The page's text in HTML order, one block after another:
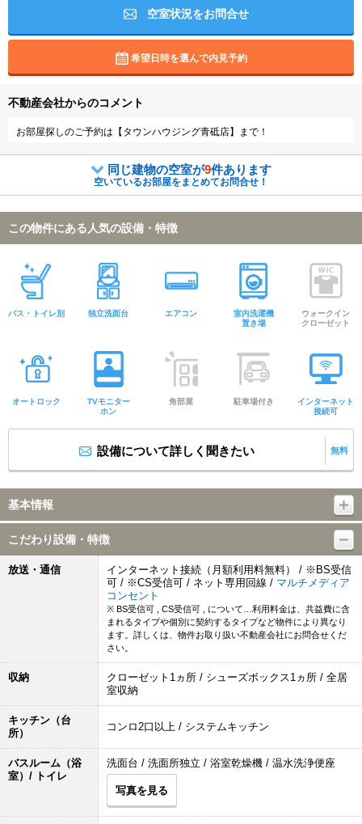
空室状況をお問合せ
希望日時を選んで内見予約
不動産会社からのコメント
お部屋探しのご予約は【タウンハウジング青砥店】まで！
同じ建物の空室が9件あります
空いているお部屋をまとめてお問合せ！
この物件にある人気の設備・特徴
バス・トイレ別 独立洗面台 エアコン
室内洗濯機
置き場
ウォークイン
クローゼット
オートロック
TVモニター
ホン
角部屋 駐車場付き
インターネット
接続可
設備について詳しく聞きたい 無料
基本情報
こだわり設備・特徴
放送・通信
インターネット接続（月額利用料無料） / ※BS受信
可 / ※CS受信可 / ネット専用回線 / マルチメディア
コンセント
※ BS受信可 , CS受信可 , について…利用料金は、共益費に含
まれるタイプや個別に契約するタイプなど物件により異なり
ます。詳しくは、物件お取り扱い不動産会社にお問合せくだ
さい。
収納
クローゼット1ヵ所 / シューズボックス1ヵ所 / 全居
室収納
キッチン（台
所）
コンロ2口以上 / システムキッチン
バスルーム（浴
室）/ トイレ
洗面台 / 洗面所独立 / 浴室乾燥機 / 温水洗浄便座
写真を見る